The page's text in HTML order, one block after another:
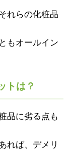
れらの化粧品
もオールイン
トは？
品に劣る点も
れば、デメリ